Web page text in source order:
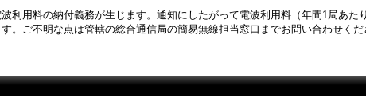
利用料の納付義務が生じます。通知にしたがって電波利用料（年間1局あた
。ご不明な点は管轄の総合通信局の簡易無線担当窓口までお問い合わせくだ